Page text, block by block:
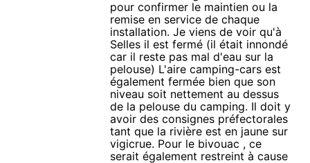
pour confirmer le maintien ou la
remise en service de chaque
installation. Je viens de voir qu'à
Selles il est fermé (il était innondé
car il reste pas mal d'eau sur la
pelouse) L'aire camping-cars est
également fermée bien que son
niveau soit nettement au dessus
de la pelouse du camping. Il doit y
avoir des consignes préfectorales
tant que la rivière est en jaune sur
vigicrue. Pour le bivouac , ce
serait également restreint à cause